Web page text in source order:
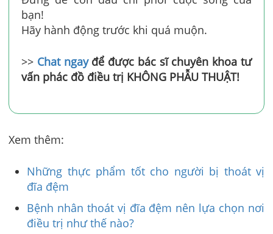
bạn!
Hãy hành động trước khi quá muộn.
>> Chat ngayđể được bác sĩ chuyên khoa tư
vấn phác đồ điều trị KHÔNG PHẪU THUẬT!
Xem thêm:
Những thực phẩm tốt cho người bị thoát vị
đĩa đệm
Bệnh nhân thoát vị đĩa đệm nên lựa chọn nơi
điều trị như thế nào?